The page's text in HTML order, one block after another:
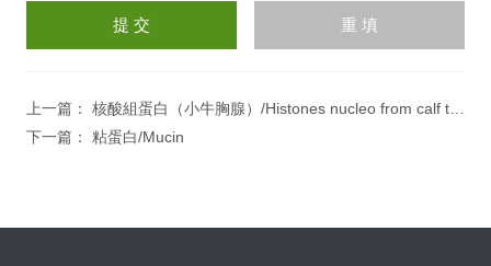
上一篇： 核酸組蛋白（小牛胸腺）/Histones nucleo from calf thymus
下一篇： 粘蛋白/Mucin